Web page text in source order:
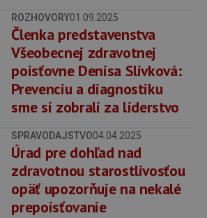
ROZHOVORY01.09.2025
Členka predstavenstva
Všeobecnej zdravotnej
poisťovne Denisa Slivková:
Prevenciu a diagnostiku
sme si zobrali za líderstvo
SPRAVODAJSTVO04.04.2025
Úrad pre dohľad nad
zdravotnou starostlivosťou
opäť upozorňuje na nekalé
prepoisťovanie